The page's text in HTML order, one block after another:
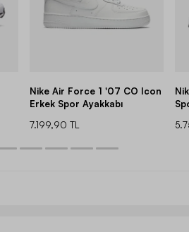
Nike Air Force 1 '07 CO Icon
Erkek Spor Ayakkabı
7.199,90 TL